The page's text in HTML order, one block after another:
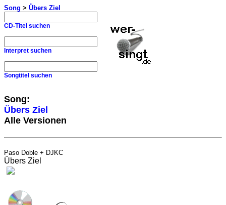
Song > Übers Ziel
CD-Titel suchen
Interpret suchen
Songtitel suchen
Song:
Übers Ziel
Alle Versionen
Paso Doble + DJKC
Übers Ziel